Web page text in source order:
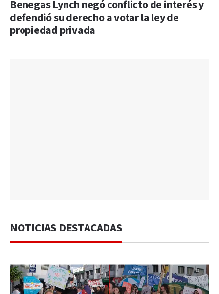
Benegas Lynch negó conflicto de interés y
defendió su derecho a votar la ley de
propiedad privada
NOTICIAS DESTACADAS